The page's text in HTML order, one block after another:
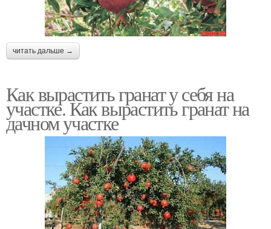
читать дальше →
Как вырастить гранат у себя на
участке. Как вырастить гранат на
дачном участке